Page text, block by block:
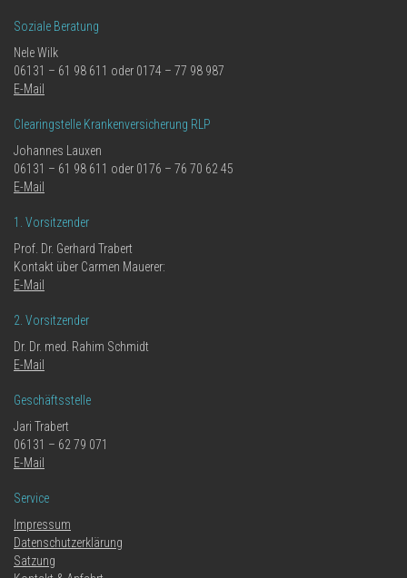
Soziale Beratung
Nele Wilk
06131 – 61 98 611 oder 0174 – 77 98 987
E-Mail
Clearingstelle Krankenversicherung RLP
Johannes Lauxen
06131 – 61 98 611 oder 0176 – 76 70 62 45
E-Mail
1. Vorsitzender
Prof. Dr. Gerhard Trabert
Kontakt über Carmen Mauerer:
E-Mail
2. Vorsitzender
Dr. Dr. med. Rahim Schmidt
E-Mail
Geschäftsstelle
Jari Trabert
06131 – 62 79 071
E-Mail
Service
Impressum
Datenschutzerklärung
Satzung